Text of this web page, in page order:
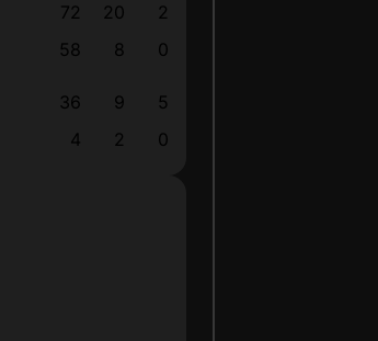
72 20
2
58 8 0
36 9
5
4 2 0